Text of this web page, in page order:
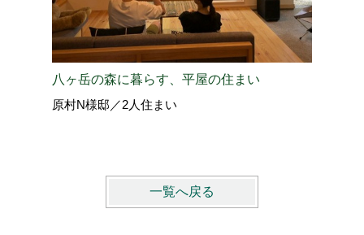
八ヶ岳の森に暮らす、平屋の住まい
原村N様邸／2人住まい
一覧へ戻る